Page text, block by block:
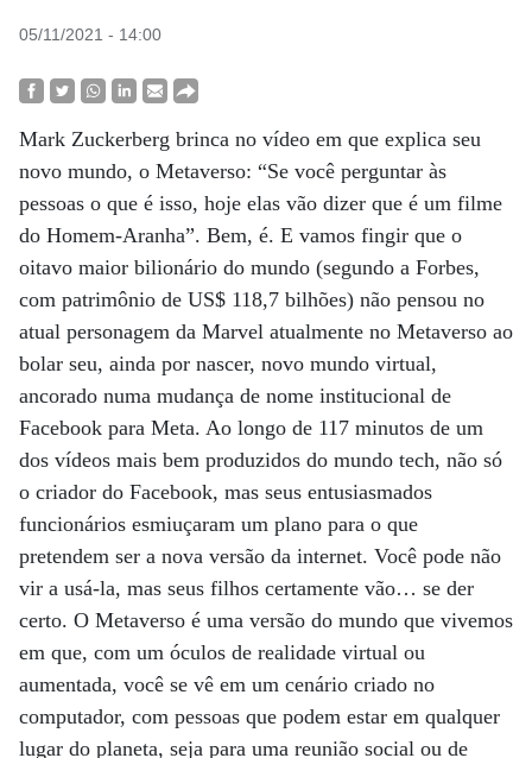
05/11/2021 - 14:00
Mark Zuckerberg brinca no vídeo em que explica seu
novo mundo, o Metaverso: “Se você perguntar às
pessoas o que é isso, hoje elas vão dizer que é um filme
do Homem-Aranha”. Bem, é. E vamos fingir que o
oitavo maior bilionário do mundo (segundo a Forbes,
com patrimônio de US$ 118,7 bilhões) não pensou no
atual personagem da Marvel atualmente no Metaverso ao
bolar seu, ainda por nascer, novo mundo virtual,
ancorado numa mudança de nome institucional de
Facebook para Meta. Ao longo de 117 minutos de um
dos vídeos mais bem produzidos do mundo tech, não só
o criador do Facebook, mas seus entusiasmados
funcionários esmiuçaram um plano para o que
pretendem ser a nova versão da internet. Você pode não
vir a usá-la, mas seus filhos certamente vão… se der
certo. O Metaverso é uma versão do mundo que vivemos
em que, com um óculos de realidade virtual ou
aumentada, você se vê em um cenário criado no
computador, com pessoas que podem estar em qualquer
lugar do planeta, seja para uma reunião social ou de